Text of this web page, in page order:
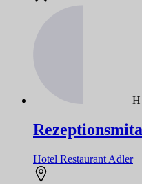
H
Hotel Restaurant Adler